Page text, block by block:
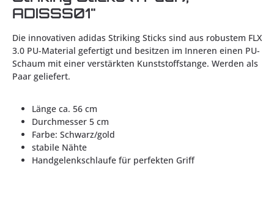
ADISSS01"
Die innovativen adidas Striking Sticks sind aus robustem FLX
3.0 PU-Material gefertigt und besitzen im Inneren einen PU-
Schaum mit einer verstärkten Kunststoffstange. Werden als
Paar geliefert.
Länge ca. 56 cm
Durchmesser 5 cm
Farbe: Schwarz/gold
stabile Nähte
Handgelenkschlaufe für perfekten Griff